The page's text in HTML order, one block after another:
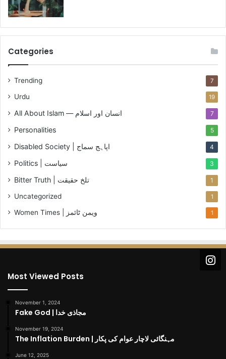
ی
Categories
Trending 7
Urdu 19
All About Islam — انسان اور اسلام 7
Personalities 5
Disabled Society | اپاہج سماج 4
Politics | سیاست 3
Bitter Truth | تلخ حقیقت 1
Uncategorized 1
Women Times | ویمن ٹائمز 1
Most Viewed Posts
November 1, 2024
Fake God | مجاذی خدا
November 19, 2024
The Inflation Burden | مہنگائی لاچار عوام کی پکار
June 12, 2025